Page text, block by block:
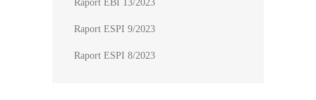
Raport EBI 13/2023
Raport ESPI 9/2023
Raport ESPI 8/2023